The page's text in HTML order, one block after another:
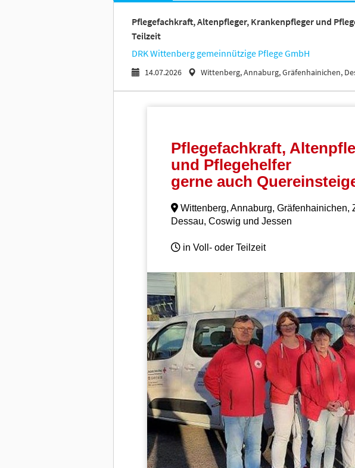
Pflegefachkraft, Altenpfleger, Krankenpfleger und
Teilzeit
DRK Wittenberg gemeinnützige Pflege GmbH
14.07.2026 Wittenberg, Annaburg, Gräfenhainichen,